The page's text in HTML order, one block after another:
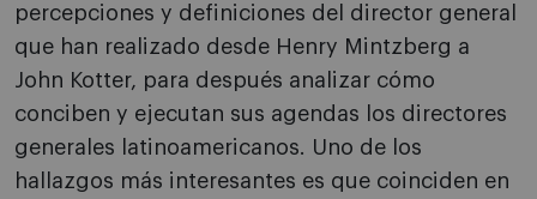
percepciones y definiciones del director general
que han realizado desde Henry Mintzberg a
John Kotter, para después analizar cómo
conciben y ejecutan sus agendas los directores
generales latinoamericanos. Uno de los
hallazgos más interesantes es que coinciden en